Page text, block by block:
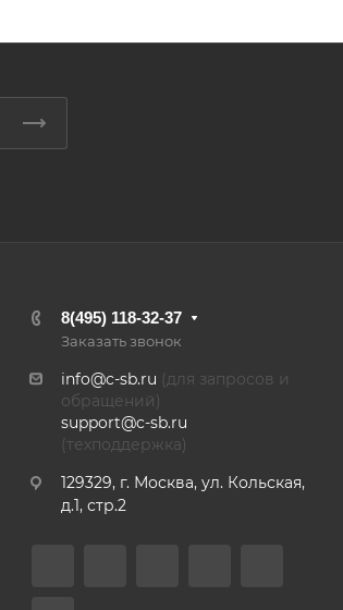
8(495) 118-32-37
Заказать звонок
info@c-sb.ru (для запросов и
обращений)
support@c-sb.ru
(техподдержка)
129329, г. Москва, ул. Кольская,
д.1, стр.2